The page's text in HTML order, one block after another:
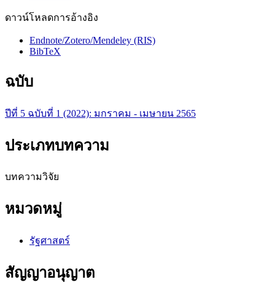
ดาวน์โหลดการอ้างอิง
Endnote/Zotero/Mendeley (RIS)
BibTeX
ฉบับ
ปีที่ 5 ฉบับที่ 1 (2022): มกราคม - เมษายน 2565
ประเภทบทความ
บทความวิจัย
หมวดหมู่
รัฐศาสตร์
สัญญาอนุญาต